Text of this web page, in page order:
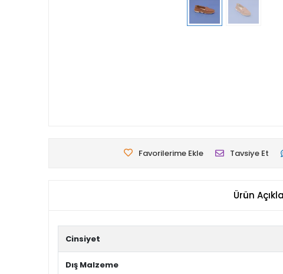
Favorilerime Ekle Tavsiye Et
Ürün
Cinsiyet
Dış Malzeme